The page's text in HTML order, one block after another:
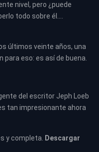
nivel, pero ¿puede
todo sobre él….
últimos veinte años, una
eso: es así de buena.
del escritor Jeph Loeb
tan impresionante ahora
y completa.
Descargar